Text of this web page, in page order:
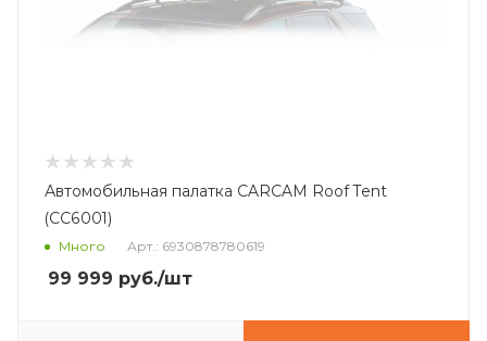
Автомобильная палатка CARCAM Roof Tent
(CC6001)
Много Арт.: 6930878780619
99 999 руб./шт